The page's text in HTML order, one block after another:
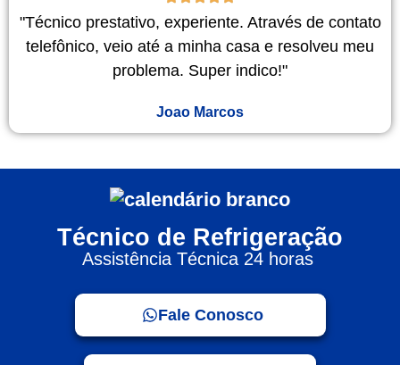
"Técnico prestativo, experiente. Através de contato
telefônico, veio até a minha casa e resolveu meu
problema. Super indico!"
Joao Marcos
Técnico de Refrigeração
Assistência Técnica 24 horas
Fale Conosco